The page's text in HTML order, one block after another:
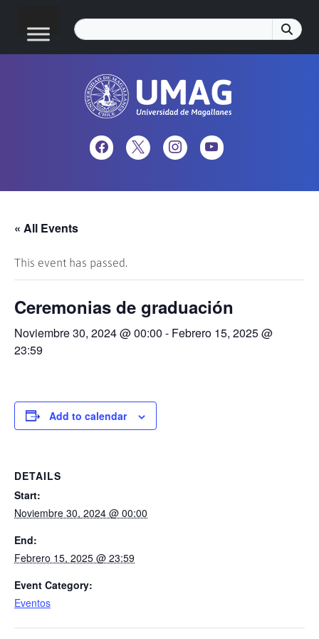
« All Events
This event has passed.
Ceremonias de graduación
Noviembre 30, 2024 @ 00:00 - Febrero 15, 2025 @
23:59
Add to calendar
DETAILS
Start:
Noviembre 30, 2024 @ 00:00
End:
Febrero 15, 2025 @ 23:59
Event Category:
Eventos